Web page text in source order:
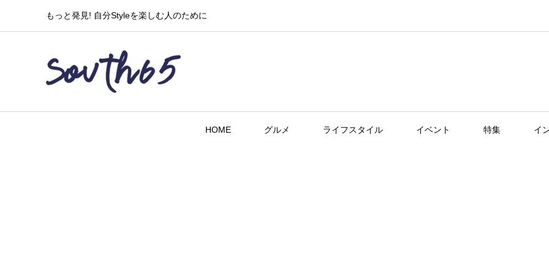
もっと発見! 自分Styleを楽しむ人のために
HOME グルメ ライフスタイル イベント 特集 イ